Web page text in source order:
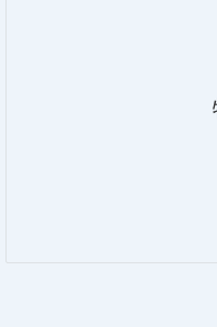
特种劳